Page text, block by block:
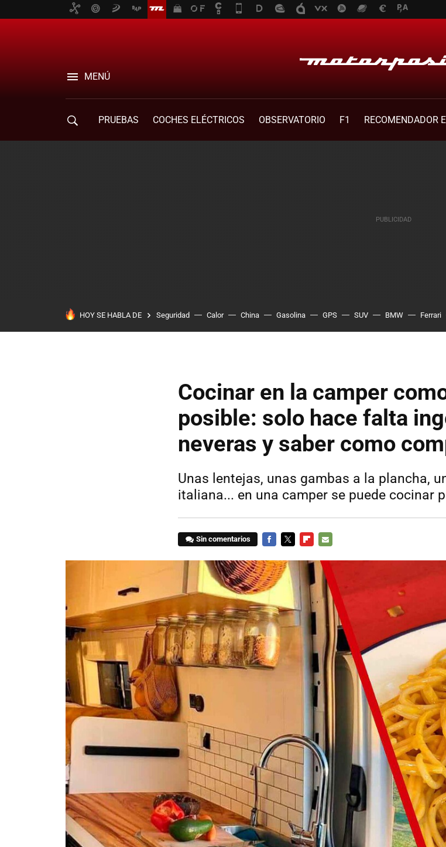
MENÚ
PRUEBAS COCHES ELÉCTRICOS OBSERVATORIO F1
RECOMENDADOR
HOY SE HABLA DE Seguridad Calor China Gasolina GPS SUV BMW Ferrari
Cocinar en la camper
posible: solo hace falta
neveras y saber como
Unas lentejas, unas gambas a la plancha,
italiana... en una camper se puede cocinar
Sin comentarios
MAIL